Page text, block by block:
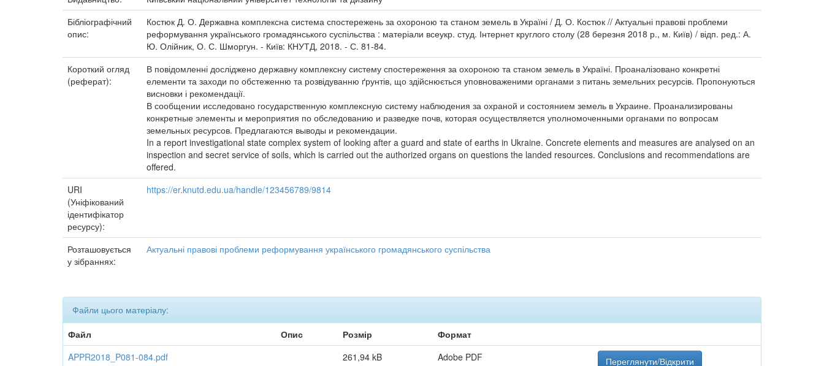
Бібліографічний
опис:
Костюк Д. О. Державна комплексна система спостережень за охороною та станом земель в Україні / Д. О. Костюк // Актуальні правові проблеми
реформування українського громадянського суспільства : матеріали всеукр. студ. Інтернет круглого столу (28 березня 2018 р., м. Київ) / відп. ред.: А.
Ю. Олійник, О. С. Шморгун. - Київ: КНУТД, 2018. - С. 81-84.
Короткий огляд
(реферат):
В повідомленні досліджено державну комплексну систему спостереження за охороною та станом земель в Україні. Проаналізовано конкретні
елементи та заходи по обстеженню та розвідуванню ґрунтів, що здійснюється уповноваженими органами з питань земельних ресурсів. Пропонуються
висновки і рекомендації.
В сообщении исследовано государственную комплексную систему наблюдения за охраной и состоянием земель в Украине. Проанализированы
конкретные элементы и мероприятия по обследованию и разведке почв, которая осуществляется уполномоченными органами по вопросам
земельных ресурсов. Предлагаются выводы и рекомендации.
In a report investigational state complex system of looking after a guard and state of earths in Ukraine. Concrete elements and measures are analysed on an
inspection and secret service of soils, which is carried out the authorized organs on questions the landed resources. Conclusions and recommendations are
offered.
URI
(Уніфікований
ідентифікатор
ресурсу):
https://er.knutd.edu.ua/handle/123456789/9814
Розташовується
у зібраннях:
Актуальні правові проблеми реформування українського громадянського суспільства
Файли цього матеріалу:
Файл
Опис Розмір
Формат
APPR2018_P081-084.pdf
261,94 kB Adobe PDF Переглянути/Відкрити